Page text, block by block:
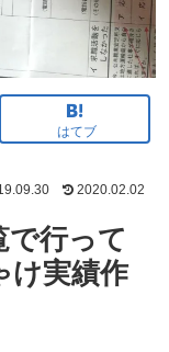
はてブ
2020.02.02
で行って
け実績作